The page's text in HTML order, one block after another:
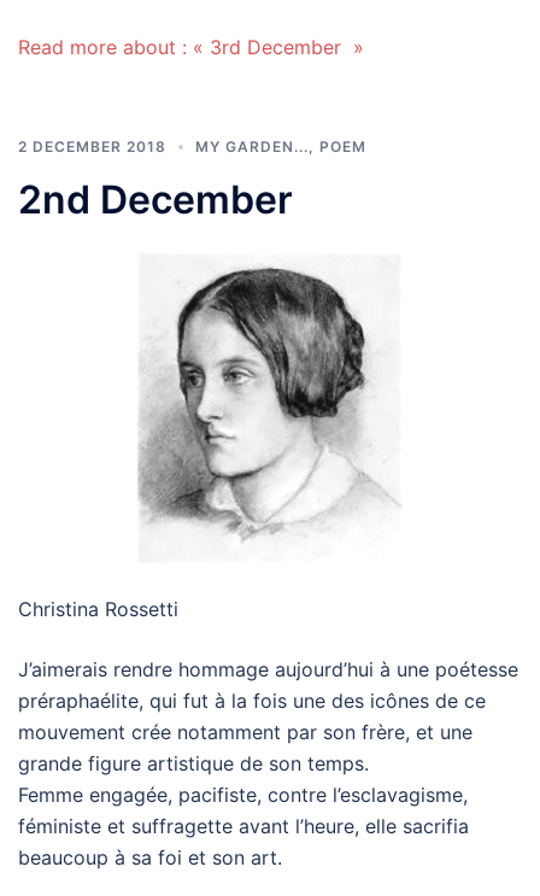
Read more about : « 3rd December »
2 DECEMBER 2018 MY GARDEN... POEM
2nd December
Christina Rossetti
J’aimerais rendre hommage aujourd’hui à une poétesse
préraphaélite, qui fut à la fois une des icônes de ce
mouvement crée notamment par son frère, et une
grande figure artistique de son temps.
Femme engagée, pacifiste, contre l’esclavagisme,
féministe et suffragette avant l’heure, elle sacrifia
beaucoup à sa foi et son art.